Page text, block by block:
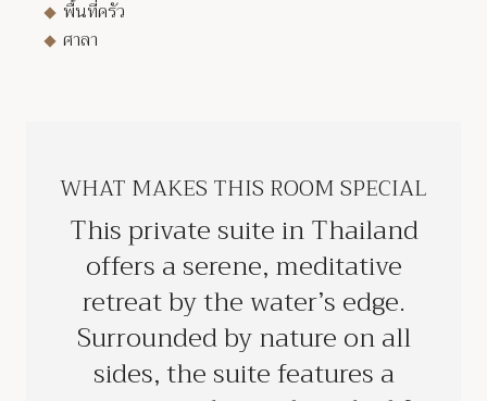
พื้นที่ครัว
ศาลา
WHAT MAKES THIS ROOM SPECIAL
This private suite in Thailand
offers a serene, meditative
retreat by the water’s edge.
Surrounded by nature on all
sides, the suite features a